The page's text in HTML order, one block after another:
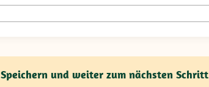
Speichern und weiter zum nächsten Schritt